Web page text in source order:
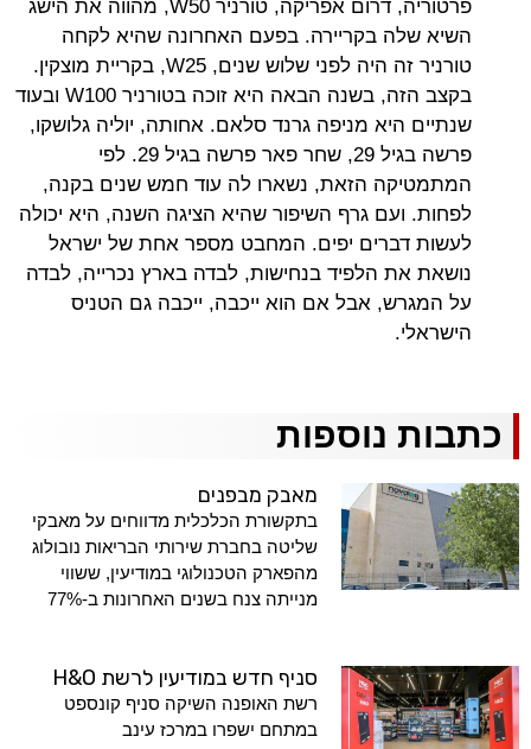
פרטוריה, דרום אפריקה, טורניר W50, מהווה את הישג
השיא שלה בקריירה. בפעם האחרונה שהיא לקחה
טורניר זה היה לפני שלוש שנים, W25, בקריית מוצקין.
בקצב הזה, בשנה הבאה היא זוכה בטורניר W100 ובעוד
שנתיים היא מניפה גרנד סלאם. אחותה, יוליה גלושקו,
פרשה בגיל 29, שחר פאר פרשה בגיל 29. לפי
המתמטיקה הזאת, נשארו לה עוד חמש שנים בקנה,
לפחות. ועם גרף השיפור שהיא הציגה השנה, היא יכולה
לעשות דברים יפים. המחבט מספר אחת של ישראל
נושאת את הלפיד בנחישות, לבדה בארץ נכרייה, לבדה
על המגרש, אבל אם הוא ייכבה, ייכבה גם הטניס
הישראלי.
כתבות נוספות
מאבק מבפנים
בתקשורת הכלכלית מדווחים על מאבקי
שליטה בחברת שירותי הבריאות נובולוג
מהפארק הטכנולוגי במודיעין, ששווי
מנייתה צנח בשנים האחרונות ב-77%
סניף חדש במודיעין לרשת H&O
רשת האופנה השיקה סניף קונספט
במתחם ישפרו במרכז עינב